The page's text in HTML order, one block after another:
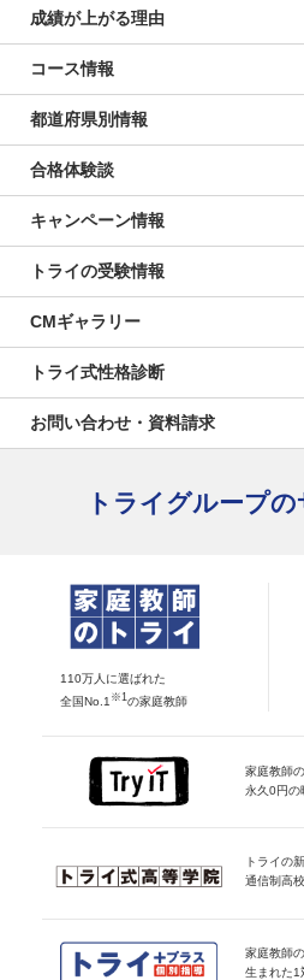
成績が上がる理由
コース情報
都道府県別情報
合格体験談
キャンペーン情報
トライの受験情報
CMギャラリー
トライ式性格診断
お問い合わせ・資料請求
トライグループ
110万人に選ばれた
全国No.1 ※1 の家庭教師
家庭教師
永久0円の
トライの
通信制高
家庭教師
生まれた1